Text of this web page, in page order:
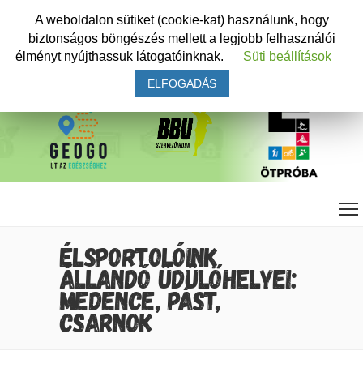
ÉLSPORTOLÓINK
ÁLLANDÓ ÜDÜLŐHELYEI:
MEDENCE, PÁST,
CSARNOK
A weboldalon sütiket (cookie-kat) használunk, hogy
biztonságos böngészés mellett a legjobb felhasználói
élményt nyújthassuk látogatóinknak.
Süti beállítások
ELFOGADÁS